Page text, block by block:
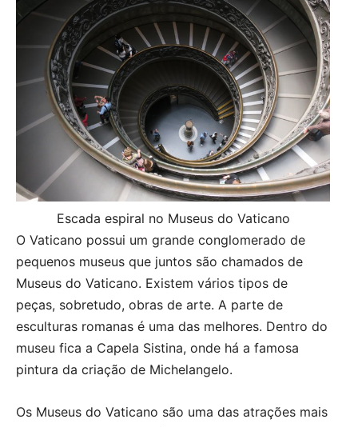
Escada espiral no Museus do Vaticano
O Vaticano possui um grande conglomerado de
pequenos museus que juntos são chamados de
Museus do Vaticano. Existem vários tipos de
peças, sobretudo, obras de arte. A parte de
esculturas romanas é uma das melhores. Dentro do
museu fica a Capela Sistina, onde há a famosa
pintura da criação de Michelangelo.
Os Museus do Vaticano são uma das atrações mais